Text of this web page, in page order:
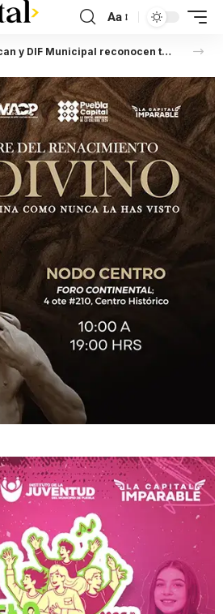
Aa
Gobierno de Texmelucan y DIF Municipal reconocen trayectoria de adultas mayores con el certamen “La Belleza No Tiene Edad”